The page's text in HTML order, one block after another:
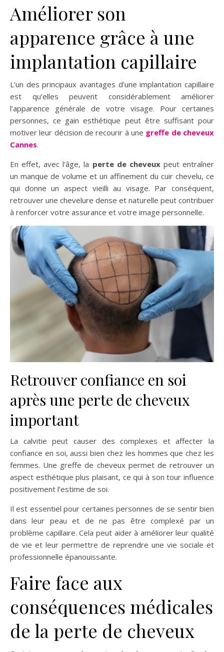
Améliorer son
apparence grâce à une
implantation capillaire
L’un des principaux avantages d’une implantation capillaire
est qu’elles peuvent considérablement améliorer
l’apparence générale de votre visage. Pour certaines
personnes, ce gain esthétique peut être suffisant pour
motiver leur décision de recourir à une greffe de cheveux
Cannes.
En effet, avec l’âge, la perte de cheveuxpeut entraîner
un manque de volume et un affinement du cuir chevelu, ce
qui donne un aspect vieilli au visage. Par conséquent,
retrouver une chevelure dense et naturelle peut contribuer
à renforcer votre assurance et votre image personnelle.
Retrouver confiance en soi
après une perte de cheveux
important
La calvitie peut causer des complexes et affecter la
confiance en soi, aussi bien chez les hommes que chez les
femmes. Une greffe de cheveux permet de retrouver un
aspect esthétique plus plaisant, ce qui à son tour influence
positivement l’estime de soi.
Il est essentiel pour certaines personnes de se sentir bien
dans leur peau et de ne pas être complexé par un
problème capillaire. Cela peut aider à améliorer leur qualité
de vie et leur permettre de reprendre une vie sociale et
professionnelle épanouissante.
Faire face aux
conséquences médicales
de la perte de cheveux